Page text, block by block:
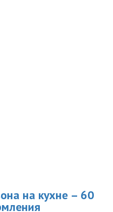
на кухне – 60